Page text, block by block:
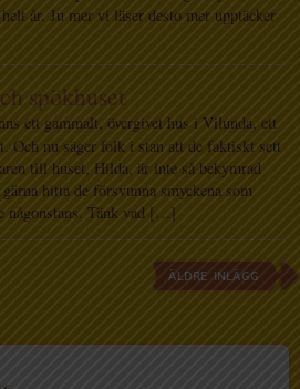
år. Ju mer vi läser desto mer upptäcker
spökhuset
ett gammalt, övergivet hus i Vilunda, ett
Och nu säger folk i stan att de faktiskt sett
till huset, Hilda, är inte så bekymrad
hitta de försvunna smyckena som
någonstans. Tänk vad […]
ÄLDRE INLÄGG